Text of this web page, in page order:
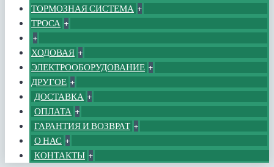
ТОРМОЗНАЯ СИСТЕМА +
ТРОСА +
+
ХОДОВАЯ +
ЭЛЕКТРООБОРУДОВАНИЕ +
ДРУГОЕ +
ДОСТАВКА +
ОПЛАТА +
ГАРАНТИЯ И ВОЗВРАТ +
О НАС +
КОНТАКТЫ +